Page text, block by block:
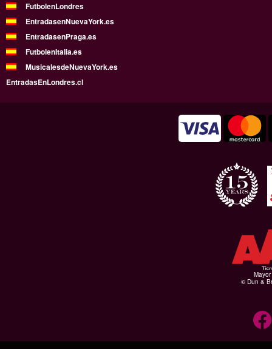
FutbolenLondres
EntradasenNuevaYork.es
EntradasenPraga.es
FutbolenItalia.es
MusicalesdeNuevaYork.es
EntradasEnLondres.cl
© Dun &